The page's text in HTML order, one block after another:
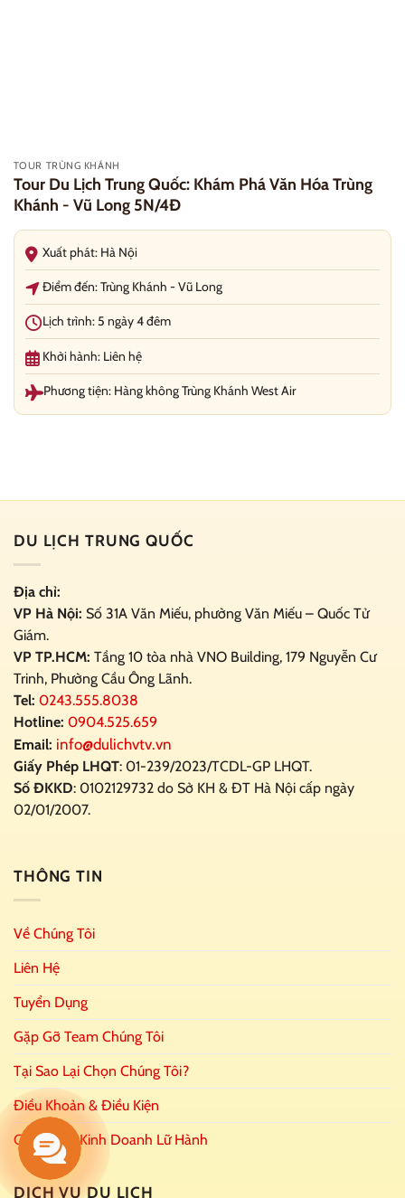
TOUR TRÙNG KHÁNH
Tour Du Lịch Trung Quốc: Khám Phá Văn Hóa Trùng
Khánh - Vũ Long 5N/4Đ
Xuất phát: Hà Nội
Điểm đến: Trùng Khánh - Vũ Long
Lịch trình: 5 ngày 4 đêm
Khởi hành: Liên hệ
Phương tiện: Hàng không Trùng Khánh West Air
DU LỊCH TRUNG QUỐC
Địa chỉ:
VP Hà Nội: Số 31A Văn Miếu, phường Văn Miếu – Quốc Tử
Giám.
VP TP.HCM: Tầng 10 tòa nhà VNO Building, 179 Nguyễn Cư
Trinh, Phường Cầu Ông Lãnh.
Tel: 0243.555.8038
Hotline: 0904.525.659
Email: info@dulichvtv.vn
Giấy Phép LHQT: 01-239/2023/TCDL-GP LHQT.
Số ĐKKD: 0102129732 do Sở KH & ĐT Hà Nội cấp ngày
02/01/2007.
THÔNG TIN
Về Chúng Tôi
Liên Hệ
Tuyển Dụng
Gặp Gỡ Team Chúng Tôi
Tại Sao Lại Chọn Chúng Tôi?
Điều Khoản & Điều Kiện
Giấy Phép Kinh Doanh Lữ Hành
DỊCH VỤ DU LỊCH